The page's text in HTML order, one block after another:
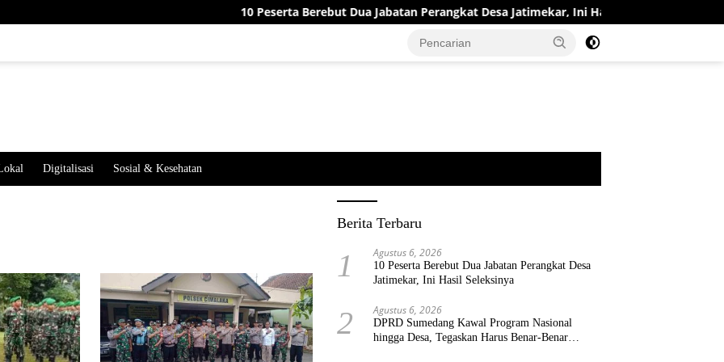
10 Peserta Berebut Dua Jabatan Perangkat Desa Jatimekar, Ini Hasil Seleksinya
Digitalisasi Sosial & Kesehatan
Berita Terbaru
1 Agustus 6, 2026
10 Peserta Berebut Dua Jabatan Perangkat Desa
Jatimekar, Ini Hasil Seleksinya
2 Agustus 6, 2026
DPRD Sumedang Kawal Program Nasional
hingga Desa, Tegaskan Harus Benar-Benar